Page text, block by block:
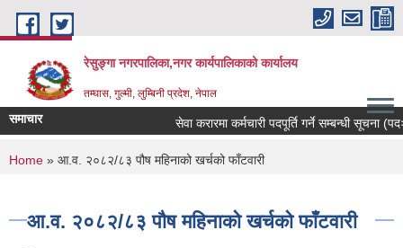
Skip to main content
रेसुङ्गा नगरपालिका,नगर कार्यपालिकाको कार्यालय
तम्घास, गुल्मी, लुम्बिनी प्रदेश, नेपाल
समाचार सेवा करारमा कर्मचारी पदपूर्ति गर्ने सम्बन्धी सूचना (पदः
You are here
Home » आ.व. २०८२/८३ पौष महिनाको खर्चको फाँटवारी
आ.व. २०८२/८३ पौष महिनाको खर्चको फाँटवारी